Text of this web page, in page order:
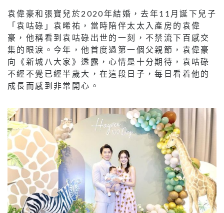
袁偉豪和張寶兒於2020年結婚，去年11月誕下兒子
「袁咕碌」袁晞祐，當時陪伴太太入產房的袁偉
豪，他稱看到袁咕碌出世的一刻，不禁流下百感交
集的眼淚。今年，他首度過第一個父親節，袁偉豪
向《新城八大家》透露，心情是十分期待，袁咕碌
不經不覺已經半歲大，在這段日子，每日看着他的
成長而感到非常開心。